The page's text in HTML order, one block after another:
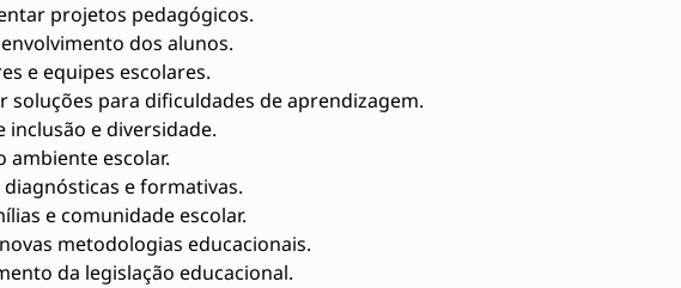
projetos pedagógicos.
dos alunos.
e equipes escolares.
para dificuldades de aprendizagem.
inclusão e diversidade.
escolar.
diagnósticas e formativas.
e comunidade escolar.
metodologias educacionais.
da legislação educacional.